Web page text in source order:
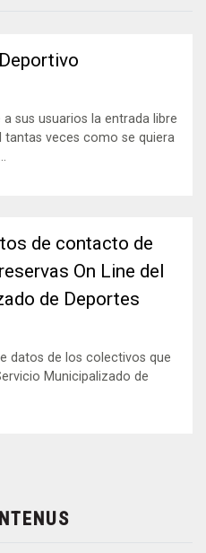
sus usuarios la entrada libre
tantas veces como se quiera
de contacto de
On Line del
de Deportes
datos de los colectivos que
Municipalizado de